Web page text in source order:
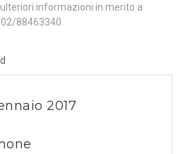
informazioni in merito a
88463340.
2017